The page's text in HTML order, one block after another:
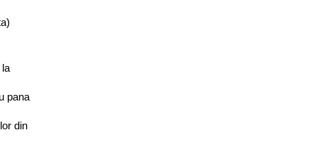
pana
din